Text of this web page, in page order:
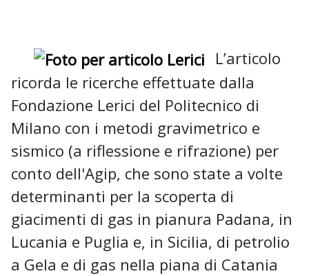
L’articolo
ricorda le ricerche effettuate dalla
Fondazione Lerici del Politecnico di
Milano con i metodi gravimetrico e
sismico (a riflessione e rifrazione) per
conto dell'Agip, che sono state a volte
determinanti per la scoperta di
giacimenti di gas in pianura Padana, in
Lucania e Puglia e, in Sicilia, di petrolio
a Gela e di gas nella piana di Catania